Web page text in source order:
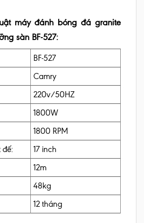
máy đánh bóng đá granite
sàn BF-527:
BF-527
Camry
220v/50HZ
1800W
1800 RPM
17 inch
12m
48kg
12 tháng